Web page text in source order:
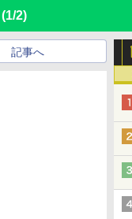
(1/2)
記事へ